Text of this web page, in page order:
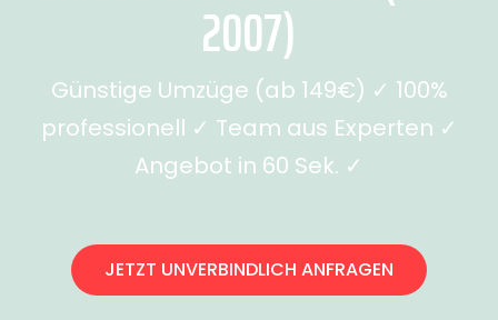
2007)
Günstige Umzüge (ab 149€) ✓ 100%
professionell ✓ Team aus Experten ✓
Angebot in 60 Sek. ✓
JETZT UNVERBINDLICH ANFRAGEN